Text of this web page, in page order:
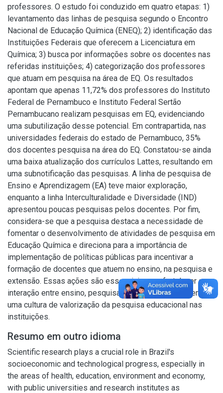
professores. O estudo foi conduzido em quatro etapas: 1)
levantamento das linhas de pesquisa segundo o Encontro
Nacional de Educação Química (ENEQ); 2) identificação das
Instituições Federais que oferecem a Licenciatura em
Química; 3) busca por informações sobre os docentes nas
referidas instituições; 4) categorização dos professores
que atuam em pesquisa na área de EQ. Os resultados
apontam que apenas 11,72% dos professores do Instituto
Federal de Pernambuco e Instituto Federal Sertão
Pernambucano realizam pesquisas em EQ, evidenciando
uma subutilização desse potencial. Em contrapartida, nas
universidades federais do estado de Pernambuco, 35%
dos docentes pesquisa na área do EQ. Constatou-se ainda
uma baixa atualização dos currículos Lattes, resultando em
uma subnotificação das pesquisas. A linha de pesquisa de
Ensino e Aprendizagem (EA) teve maior exploração,
enquanto a linha Interculturalidade e Diversidade (IND)
apresentou poucas pesquisas pelos docentes. Por fim,
considera-se que a pesquisa destaca a necessidade de
fomentar o desenvolvimento de atividades de pesquisa em
Educação Química e direciona para a importância de
implementação de políticas públicas para incentivar a
formação de docentes que atuem no ensino, na pesquisa e
extensão. Essas ações são essenciais para fortalecer a
interação entre ensino, pesquisa e extensão, promovendo
uma cultura de valorização da pesquisa educacional nas
instituições.
Resumo em outro idioma
Scientific research plays a crucial role in Brazil's
socioeconomic and technological progress, especially in
the areas of health, education, environment and economy,
with public universities and research institutes as